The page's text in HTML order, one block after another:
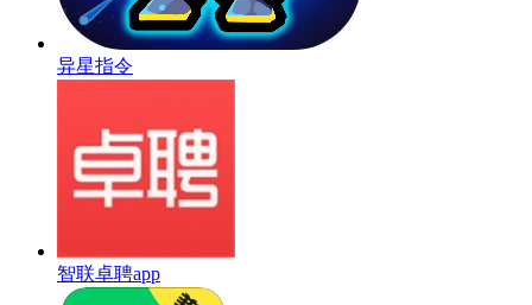
异星指令
智联卓聘app